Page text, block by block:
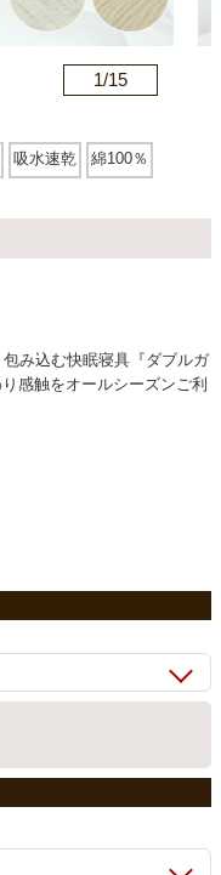
1/15
吸水速乾 綿100％
み込む快眠寝具『ダブルガ
感触をオールシーズンご利